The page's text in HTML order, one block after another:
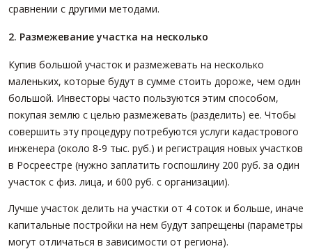
сравнении с другими методами.
2. Размежевание участка на несколько
Купив большой участок и размежевать на несколько
маленьких, которые будут в сумме стоить дороже, чем один
большой. Инвесторы часто пользуются этим способом,
покупая землю с целью размежевать (разделить) ее. Чтобы
совершить эту процедуру потребуются услуги кадастрового
инженера (около 8-9 тыс. руб.) и регистрация новых участков
в Росреестре (нужно заплатить госпошлину 200 руб. за один
участок с физ. лица, и 600 руб. с организации).
Лучше участок делить на участки от 4 соток и больше, иначе
капитальные постройки на нем будут запрещены (параметры
могут отличаться в зависимости от региона).